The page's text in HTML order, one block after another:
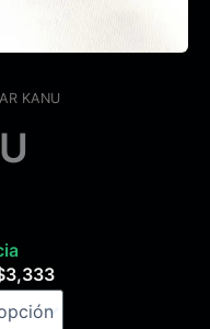
KANU
3,333